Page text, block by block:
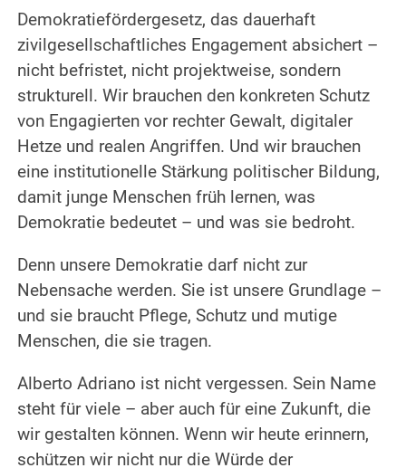
Demokratiefördergesetz, das dauerhaft
zivilgesellschaftliches Engagement absichert –
nicht befristet, nicht projektweise, sondern
strukturell. Wir brauchen den konkreten Schutz
von Engagierten vor rechter Gewalt, digitaler
Hetze und realen Angriffen. Und wir brauchen
eine institutionelle Stärkung politischer Bildung,
damit junge Menschen früh lernen, was
Demokratie bedeutet – und was sie bedroht.
Denn unsere Demokratie darf nicht zur
Nebensache werden. Sie ist unsere Grundlage –
und sie braucht Pflege, Schutz und mutige
Menschen, die sie tragen.
Alberto Adriano ist nicht vergessen. Sein Name
steht für viele – aber auch für eine Zukunft, die
wir gestalten können. Wenn wir heute erinnern,
schützen wir nicht nur die Würde der